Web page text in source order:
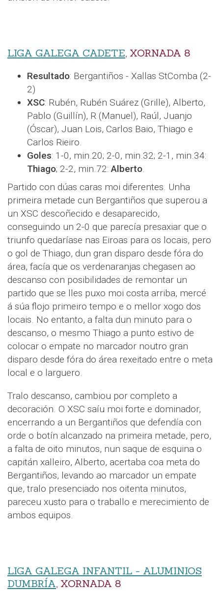
LIGA GALEGA CADETE, XORNADA 8
Resultado: Bergantiños - Xallas StComba (2-
2)
XSC: Rubén, Rubén Suárez (Grille), Alberto,
Pablo (Guillín), R (Manuel), Raúl, Juanjo
(Óscar), Juan Lois, Carlos Baio, Thiago e
Carlos Rieiro.
Goles: 1-0, min.20; 2-0, min.32; 2-1, min.34:
Thiago; 2-2, min.72:Alberto.
Partido con dúas caras moi diferentes. Unha
primeira metade cun Bergantiños que superou a
un XSC descoñecido e desaparecido,
conseguindo un 2-0 que parecía presaxiar que o
triunfo quedaríase nas Eiroas para os locais, pero
o gol de Thiago, dun gran disparo desde fóra do
área, facía que os verdenaranjas chegasen ao
descanso con posibilidades de remontar un
partido que se lles puxo moi costa arriba, mercé
á súa flojo primeiro tempo e o mellor xogo dos
locais. No entanto, a falta dun minuto para o
descanso, o mesmo Thiago a punto estivo de
colocar o empate no marcador noutro gran
disparo desde fóra do área rexeitado entre o meta
local e o larguero.
Tralo descanso, cambiou por completo a
decoración. O XSC saíu moi forte e dominador,
encerrando a un Bergantiños que defendía con
orde o botín alcanzado na primeira metade, pero,
a falta de oito minutos, nun saque de esquina o
capitán xalleiro, Alberto, acertaba coa meta do
Bergantiños, levando ao marcador un empate
que, tralo presenciado nos oitenta minutos,
pareceu xusto para o traballo e merecimiento de
ambos equipos.
LIGA GALEGA INFANTIL - ALUMINIOS
DUMBRÍA, XORNADA 8